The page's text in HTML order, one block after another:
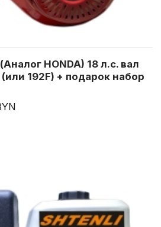
HONDA) 18 л.с. вал
192F) + подарок набор